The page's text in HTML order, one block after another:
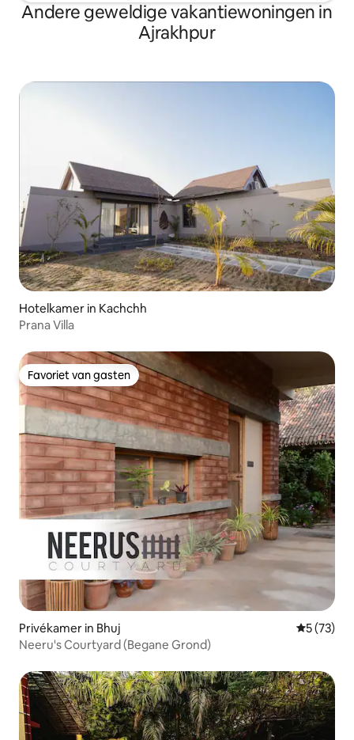
Andere geweldige vakantiewoningen in
Ajrakhpur
Hotelkamer in Kachchh
Prana Villa
Favoriet van gasten
Favoriet van gasten
Privékamer in Bhuj
5 (73)
Neeru's Courtyard (Begane Grond)